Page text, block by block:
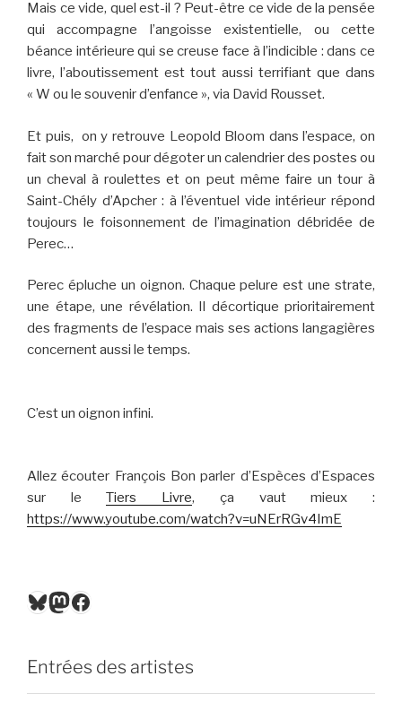
Mais ce vide, quel est-il ? Peut-être ce vide de la pensée
qui accompagne l’angoisse existentielle, ou cette
béance intérieure qui se creuse face à l’indicible : dans ce
livre, l’aboutissement est tout aussi terrifiant que dans
« W ou le souvenir d’enfance », via David Rousset.
Et puis, on y retrouve Leopold Bloom dans l’espace, on
fait son marché pour dégoter un calendrier des postes ou
un cheval à roulettes et on peut même faire un tour à
Saint-Chély d’Apcher : à l’éventuel vide intérieur répond
toujours le foisonnement de l’imagination débridée de
Perec…
Perec épluche un oignon. Chaque pelure est une strate,
une étape, une révélation. Il décortique prioritairement
des fragments de l’espace mais ses actions langagières
concernent aussi le temps.
C’est un oignon infini.
Allez écouter François Bon parler d’Espèces d’Espaces
sur leTiers Livre, ça vaut mieux :
https://www.youtube.com/watch?v=uNErRGv4ImE
Bluesky
Mastodon
Facebook
Entrées des artistes